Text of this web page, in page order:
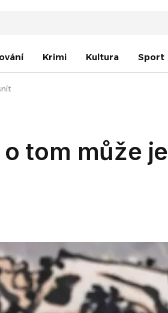
Krimi Kultura Sport
tom může